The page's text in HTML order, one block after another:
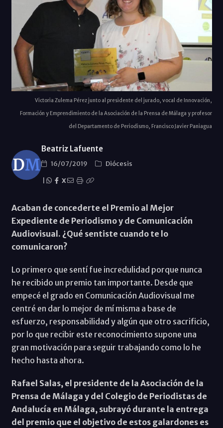
Victoria Zulema Pérez junto al presidente del jurado, vocal de Innovación,
Formación y Emprendimiento de la Asociación de la Prensa de Málaga y profesor
del Departamento de Periodismo, Francisco Javier Paniagua
Beatriz Lafuente
16/07/2019
Diócesis
X
Acaban de concederte el Premio al Mejor
Expediente de Periodismo y de Comunicación
Audiovisual. ¿Qué sentiste cuando te lo
comunicaron?
Lo primero que sentí fue incredulidad porque nunca
he recibido un premio tan importante. Desde que
empecé el grado en Comunicación Audiovisual me
centré en dar lo mejor de mí misma a base de
esfuerzo, responsabilidad y algún que otro sacrificio,
por lo que recibir este reconocimiento supone una
gran motivación para seguir trabajando como lo he
hecho hasta ahora.
Rafael Salas, el presidente de la Asociación de la
Prensa de Málaga y del Colegio de Periodistas de
Andalucía en Málaga, subrayó durante la entrega
del premio que el objetivo de estos galardones es